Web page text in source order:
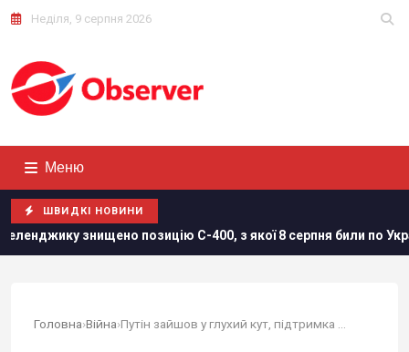
Неділя, 9 серпня 2026
Меню
ШВИДКІ НОВИНИ
позицію С-400, з якої 8 серпня били по Україні, - Мадяр
Головна›Війна›